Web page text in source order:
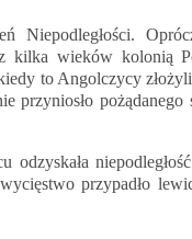
Niepodległości.
kilka wieków kolonią
to Angolczycy
przyniosło
odzyskała
przypadło